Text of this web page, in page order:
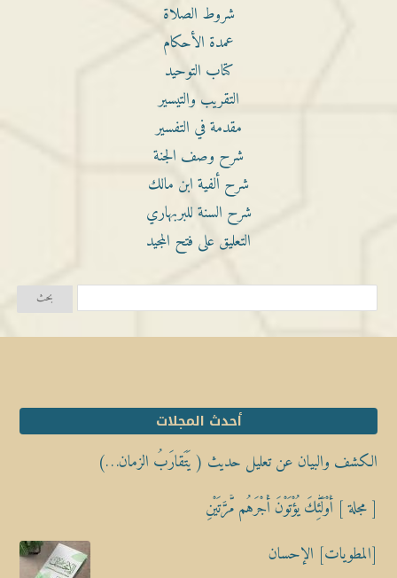
شروط الصلاة
عمدة الأحكام
كتاب التوحيد
التقريب والتيسير
مقدمة في التفسير
شرح وصف الجنة
شرح ألفية ابن مالك
شرح السنة للبربهاري
التعليق على فتح المجيد
أحدث المجلات
الكشف والبيان عن تعليل حديث ( يَتَقارَبُ الزمان…)
[ مجلة ] أُوْلَٰٓئِكَ يُؤْتَوْنَ أَجْرَهُم مَّرَّتَيْنِ
[المطويات] الإحسان